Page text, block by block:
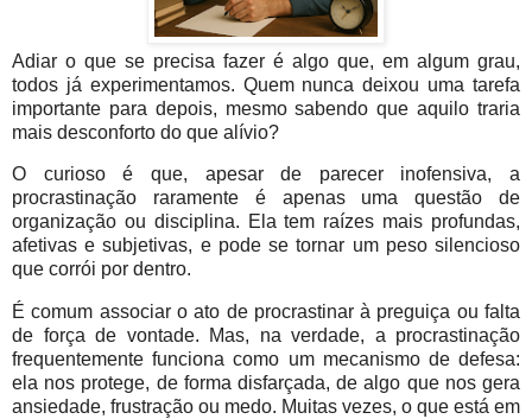
Adiar o que se precisa fazer é algo que, em algum grau,
todos já experimentamos. Quem nunca deixou uma tarefa
importante para depois, mesmo sabendo que aquilo traria
mais desconforto do que alívio?
O curioso é que, apesar de parecer inofensiva, a
procrastinação raramente é apenas uma questão de
organização ou disciplina. Ela tem raízes mais profundas,
afetivas e subjetivas, e pode se tornar um peso silencioso
que corrói por dentro.
É comum associar o ato de procrastinar à preguiça ou falta
de força de vontade. Mas, na verdade, a procrastinação
frequentemente funciona como um mecanismo de defesa:
ela nos protege, de forma disfarçada, de algo que nos gera
ansiedade, frustração ou medo. Muitas vezes, o que está em